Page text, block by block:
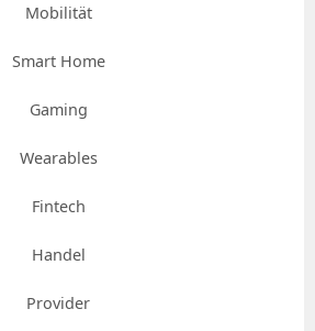
Mobilität
Smart Home
Gaming
Wearables
Fintech
Handel
Provider